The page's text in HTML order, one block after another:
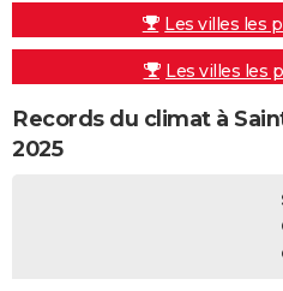
Les villes les
Les villes les
Records du climat à
2025